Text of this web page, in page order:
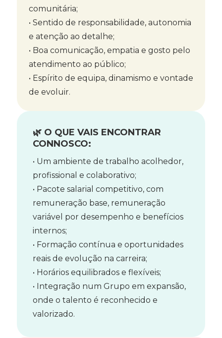
comunitária;
• Sentido de responsabilidade, autonomia
e atenção ao detalhe;
• Boa comunicação, empatia e gosto pelo
atendimento ao público;
• Espírito de equipa, dinamismo e vontade
de evoluir.
🌿 O QUE VAIS ENCONTRAR
CONNOSCO:
• Um ambiente de trabalho acolhedor,
profissional e colaborativo;
• Pacote salarial competitivo, com
remuneração base, remuneração
variável por desempenho e benefícios
internos;
• Formação contínua e oportunidades
reais de evolução na carreira;
• Horários equilibrados e flexíveis;
• Integração num Grupo em expansão,
onde o talento é reconhecido e
valorizado.